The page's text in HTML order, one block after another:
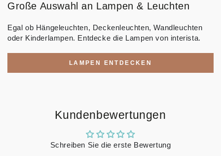
Große Auswahl an Lampen & Leuchten
Egal ob Hängeleuchten, Deckenleuchten, Wandleuchten
oder Kinderlampen. Entdecke die Lampen von interista.
LAMPEN ENTDECKEN
Kundenbewertungen
Schreiben Sie die erste Bewertung